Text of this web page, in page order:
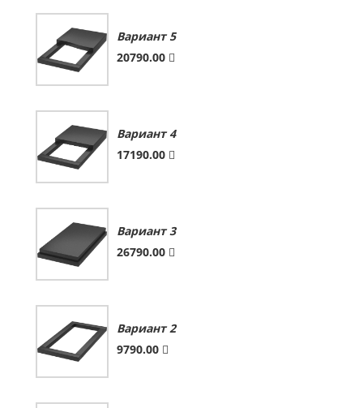
Вариант 5
20790.00
Вариант 4
17190.00
Вариант 3
26790.00
Вариант 2
9790.00